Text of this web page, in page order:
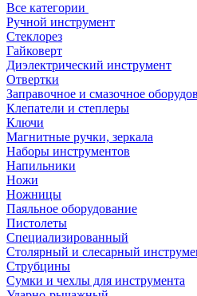
Все категории
Ручной инструмент
Стеклорез
Гайковерт
Диэлектрический инструмент
Отвертки
Заправочное и смазочное
Клепатели и степлеры
Ключи
Магнитные ручки, зеркала
Наборы инструментов
Напильники
Ножи
Ножницы
Паяльное оборудование
Пистолеты
Специализированный
Столярный и слесарный
Струбцины
Сумки и чехлы для инструмента